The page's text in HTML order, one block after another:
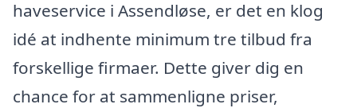
haveservice i Assendløse, er det en klog
idé at indhente minimum tre tilbud fra
forskellige firmaer. Dette giver dig en
chance for at sammenligne priser,